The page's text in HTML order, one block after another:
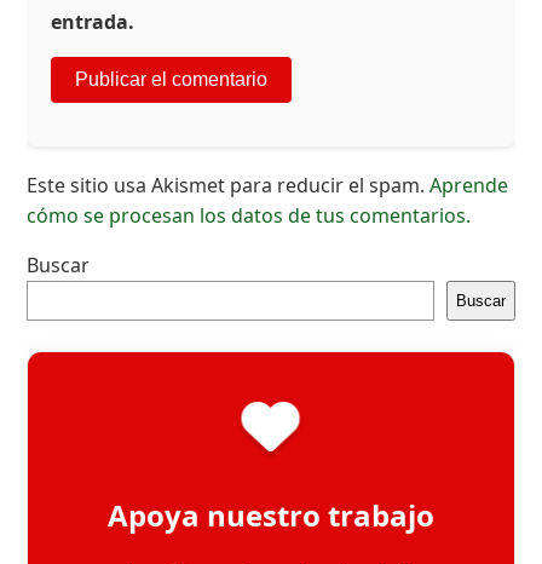
entrada.
Este sitio usa Akismet para reducir el spam.Aprende
cómo se procesan los datos de tus comentarios.
Buscar
Buscar
Apoya nuestro trabajo